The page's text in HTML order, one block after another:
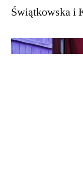
Świątkowska i